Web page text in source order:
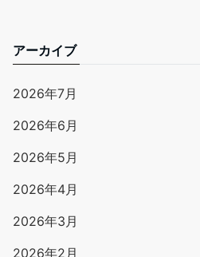
アーカイブ
2026年7月
2026年6月
2026年5月
2026年4月
2026年3月
2026年2月